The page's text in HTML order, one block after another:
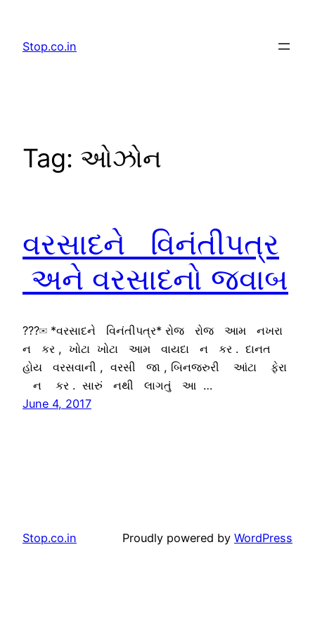
content
Stop.co.in
Tag: ઓઝોન
વરસાદને વિનંતીપત્ર
અને વરસાદનો જવાબ
???✉ *વરસાદને વિનંતીપત્ર* રોજ રોજ આમ નખરા
ન કર , ખોટા ખોટા આમ વાયદા ન કર . દાનત
હોય વરસવાની , વરસી જા , બિનજરુરી આંટા ફેરા
ન કર . સારું નથી લાગતું આ …
June 4, 2017
Stop.co.in Proudly powered by WordPress